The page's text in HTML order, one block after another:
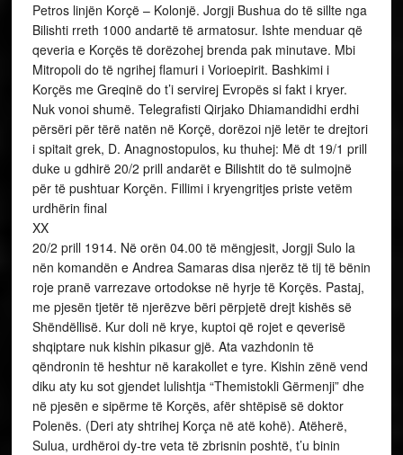
Petros linjën Korçë – Kolonjë. Jorgji Bushua do të sillte nga
Bilishti rreth 1000 andartë të armatosur. Ishte menduar që
qeveria e Korçës të dorëzohej brenda pak minutave. Mbi
Mitropoli do të ngrihej flamuri i Vorioepirit. Bashkimi i
Korçës me Greqinë do t’i servirej Evropës si fakt i kryer.
Nuk vonoi shumë. Telegrafisti Qirjako Dhiamandidhi erdhi
përsëri për tërë natën në Korçë, dorëzoi një letër te drejtori
i spitait grek, D. Anagnostopulos, ku thuhej: Më dt 19/1 prill
duke u gdhirë 20/2 prill andarët e Bilishtit do të sulmojnë
për të pushtuar Korçën. Fillimi i kryengritjes priste vetëm
urdhërin final
XX
20/2 prill 1914. Në orën 04.00 të mëngjesit, Jorgji Sulo la
nën komandën e Andrea Samaras disa njerëz të tij të bënin
roje pranë varrezave ortodokse në hyrje të Korçës. Pastaj,
me pjesën tjetër të njerëzve bëri përpjetë drejt kishës së
Shëndëllisë. Kur doli në krye, kuptoi që rojet e qeverisë
shqiptare nuk kishin pikasur gjë. Ata vazhdonin të
qëndronin të heshtur në karakollet e tyre. Kishin zënë vend
diku aty ku sot gjendet lulishtja “Themistokli Gërmenji” dhe
në pjesën e sipërme të Korçës, afër shtëpisë së doktor
Polenës. (Deri aty shtrihej Korça në atë kohë). Atëherë,
Sulua, urdhëroi dy-tre veta të zbrisnin poshtë, t’u binin